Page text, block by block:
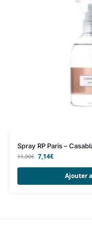
Spray RP Paris –
11,90€ 7,14€
Ajouter